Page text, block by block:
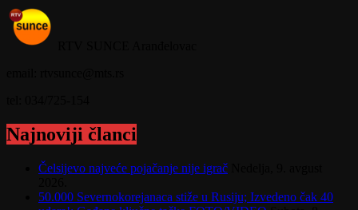
Najnoviji članci
Čelsijevo najveće pojačanje nije igrač
50.000 Severnokorejanaca stiže u Rusiju; Izvedeno čak 40